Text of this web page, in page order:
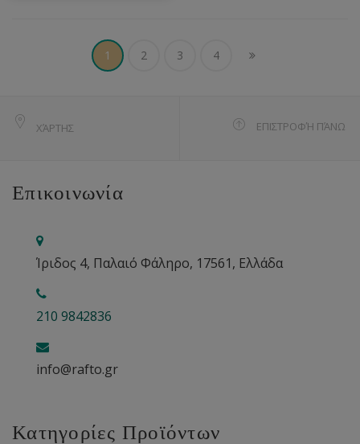
1 2 3 4
ΧΆΡΤΗΣ ΕΠΙΣΤΡΟΦΉ ΠΆΝΩ
Επικοινωνία
Ίριδος 4, Παλαιό Φάληρο, 17561, Ελλάδα
210 9842836
info@rafto.gr
Κατηγορίες Προϊόντων